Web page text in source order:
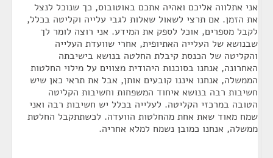
אני אתלווה אליכם ואהיה אתכם באוטובוס, כך שנוכל לנצל
את הזמן. אם תרצי לשאול שאלות לגבי עלייה וקליטה בכלל,
לקבל מספרים, אוכל לספק את המידע. אני רוצה לומר לך
שבנושא של העלייה האתיופית, אחרי שוועדת העלייה
והקליטה של הכנסת קיבלת החלטה בנושא בישיבתה
האחרונה, אנחנו בסוכנות היהודית מצווים על מילוי החלטות
הממשלה, אנחנו איננו קובעים אותן, אבל את תראי כאן שיש
חשיבות רבה בנושא איחוד המשפחות וחשיבות הקליטה
הטובה במרכזי הקליטה. לעלייה בכלל יש חשיבות רבה ואני
שמח מאוד שאת אחת מהחלטות הוועדה. לכשתתקבל החלטת
ממשלה, אנחנו כמובן נשמח למלא אחריה.